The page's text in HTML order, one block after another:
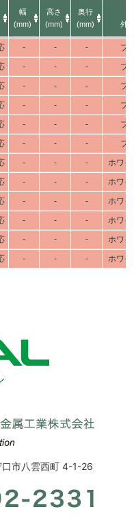
幅
(mm)
高さ
(mm)
奥行
(mm)
外
- - -
ブ
- - -
ブ
- - -
ブ
- - -
ブ
- - -
ブ
- - -
ブ
- - -
ホワ
- - -
ホワ
- - -
ホワ
- - -
ホワ
- - -
ホワ
- - - ホワ
市八雲西町 4-1-26